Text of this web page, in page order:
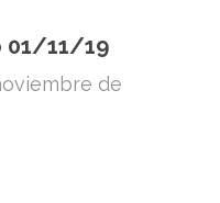
01/11/19
de